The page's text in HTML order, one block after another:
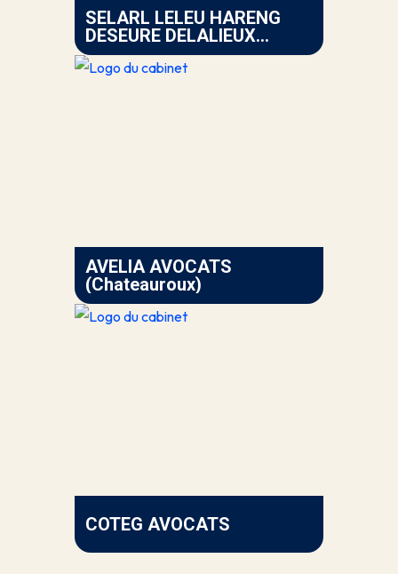
SELARL LELEU HARENG
DESEURE DELALIEUX
(BETHUNE)
AVELIA AVOCATS
(Chateauroux)
COTEG AVOCATS